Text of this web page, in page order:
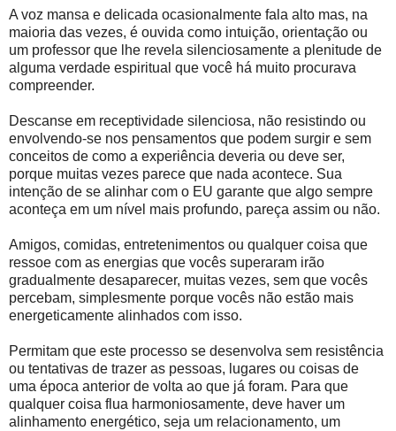
A voz mansa e delicada ocasionalmente fala alto mas, na
maioria das vezes, é ouvida como intuição, orientação ou
um professor que lhe revela silenciosamente a plenitude de
alguma verdade espiritual que você há muito procurava
compreender.
Descanse em receptividade silenciosa, não resistindo ou
envolvendo-se nos pensamentos que podem surgir e sem
conceitos de como a experiência deveria ou deve ser,
porque muitas vezes parece que nada acontece. Sua
intenção de se alinhar com o EU garante que algo sempre
aconteça em um nível mais profundo, pareça assim ou não.
Amigos, comidas, entretenimentos ou qualquer coisa que
ressoe com as energias que vocês superaram irão
gradualmente desaparecer, muitas vezes, sem que vocês
percebam, simplesmente porque vocês não estão mais
energeticamente alinhados com isso.
Permitam que este processo se desenvolva sem resistência
ou tentativas de trazer as pessoas, lugares ou coisas de
uma época anterior de volta ao que já foram. Para que
qualquer coisa flua harmoniosamente, deve haver um
alinhamento energético, seja um relacionamento, um